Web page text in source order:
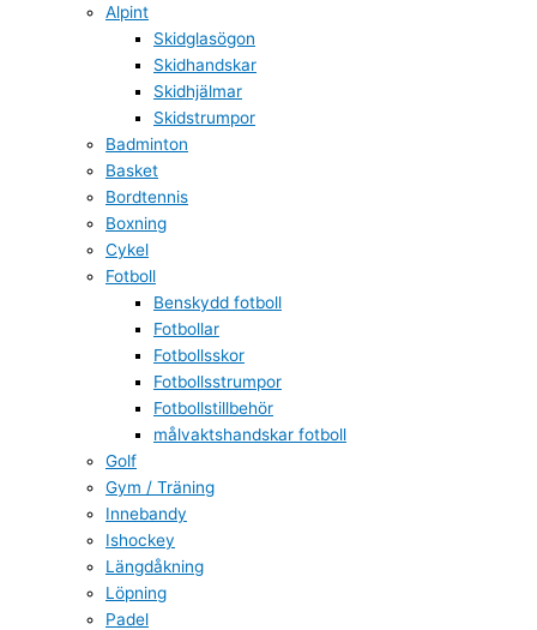
Alpint
Skidglasögon
Skidhandskar
Skidhjälmar
Skidstrumpor
Badminton
Basket
Bordtennis
Boxning
Cykel
Fotboll
Benskydd fotboll
Fotbollar
Fotbollsskor
Fotbollsstrumpor
Fotbollstillbehör
målvaktshandskar fotboll
Golf
Gym / Träning
Innebandy
Ishockey
Längdåkning
Löpning
Padel